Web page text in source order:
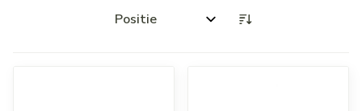
Sorteer op: